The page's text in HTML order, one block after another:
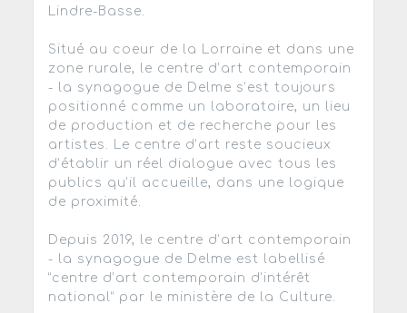
Lindre-Basse.
Situé au coeur de la Lorraine et dans une
zone rurale, le centre d’art contemporain
- la synagogue de Delme s’est toujours
positionné comme un laboratoire, un lieu
de production et de recherche pour les
artistes. Le centre d’art reste soucieux
d’établir un réel dialogue avec tous les
publics qu’il accueille, dans une logique
de proximité.
Depuis 2019, le centre d’art contemporain
- la synagogue de Delme est labellisé
“centre d’art contemporain d’intérêt
national” par le ministère de la Culture.